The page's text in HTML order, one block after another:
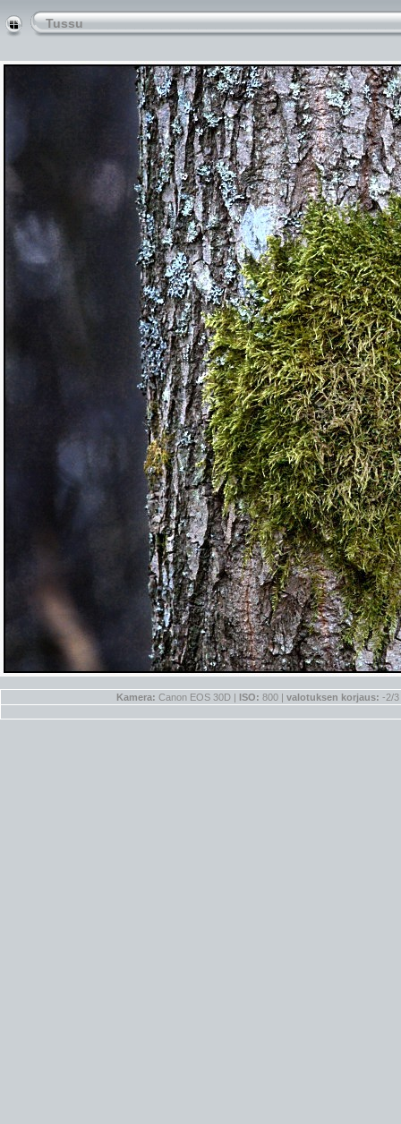
Tussu
Kamera: Canon EOS 30D | ISO: 800 | valotuksen korjaus: -2/